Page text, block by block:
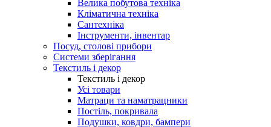
Велика побутова техніка
Кліматична техніка
Сантехніка
Інструменти, інвентар
Посуд, столові прибори
Системи зберігання
Текстиль і декор
Текстиль і декор
Усі товари
Матраци та наматрацники
Постіль, покривала
Подушки, ковдри, бампери